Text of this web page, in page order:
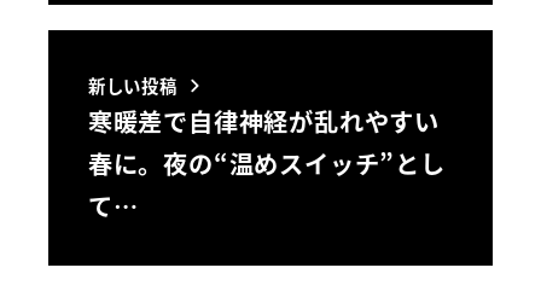
新しい投稿
寒暖差で自律神経が乱れやすい
春に。夜の“温めスイッチ”とし
て…